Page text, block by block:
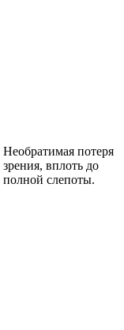
Необратимая потеря
зрения, вплоть до
полной слепоты.